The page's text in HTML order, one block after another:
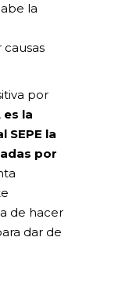
la
por
es la
SEPE la
por
de hacer
dar de